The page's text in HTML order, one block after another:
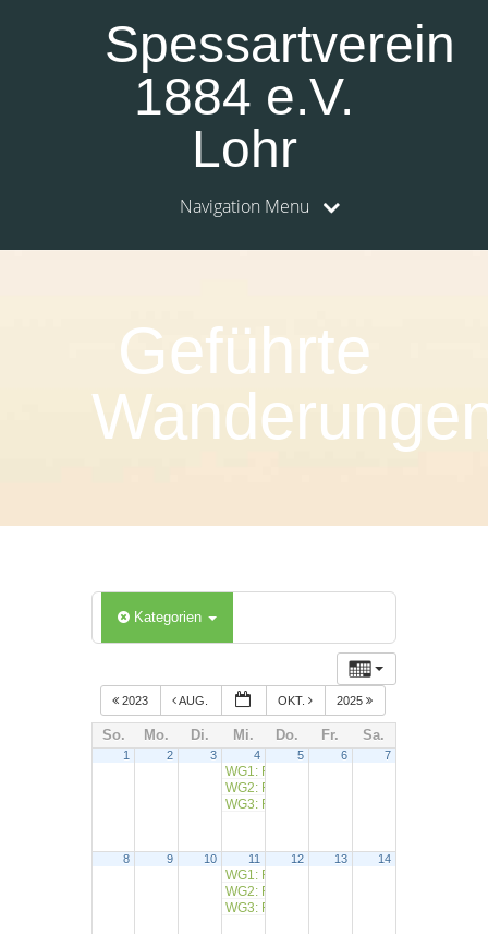
Spessartverein
1884 e.V.
Lohr
Navigation Menu
Geführte
Kategorien
2023 AUG. OKT. 2025
So. Mo. Di. Mi. Do. Fr. Sa.
1 2 3 4
WG1: RW Partenstein
WG2: RW Windheim
WG3: RW Windheim
5 6 7
8 9 10 11
WG1: RW Steinbach
WG2: RW Retzbach (Winzerhütte)
WG3: RW Partenstein
12 13 14